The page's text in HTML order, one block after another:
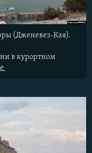
(Дженевез-Кая).
в курортном